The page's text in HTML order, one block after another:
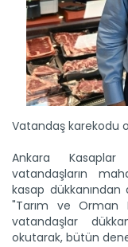
Vatandaş karekodu
Ankara Kasaplar
vatandaşların
kasap dükkanından
"Tarım ve Orman
vatandaşlar
okutarak, bütün